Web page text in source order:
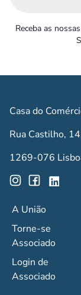
Receba as
Casa do
Rua Castilho,
1269-076
A União
Torne-se
Associado
Login de
Associado